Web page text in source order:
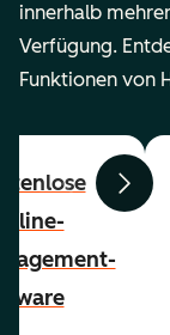
innerhalb
Verfügung.
Funktionen von
Zurück